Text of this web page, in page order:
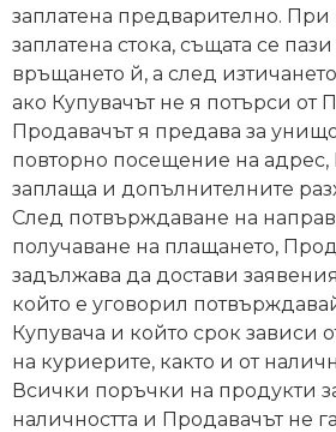
заплатена предварително.
заплатена стока, същата се
връщането й, а след
ако Купувачът не я потърси от
Продавачът я предава за
повторно посещение на адрес,
заплаща и допълнителните
След потвърждаване на
получаване на плащането,
задължава да достави
който е уговорил
Купувача и който срок зависи
на куриерите, както и от
Всички поръчки на продукти
наличността и Продавачът не